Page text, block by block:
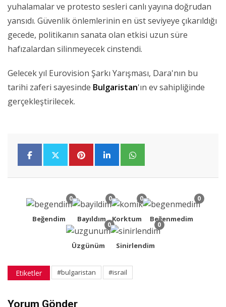
yuhalamalar ve protesto sesleri canlı yayına doğrudan
yansıdı. Güvenlik önlemlerinin en üst seviyeye çıkarıldığı
gecede, politikanın sanata olan etkisi uzun süre
hafızalardan silinmeyecek cinstendi.
Gelecek yıl Eurovision Şarkı Yarışması, Dara'nın bu
tarihi zaferi sayesinde Bulgaristan'ın ev sahipliğinde
gerçekleştirilecek.
0
Beğendim
0
Bayıldım
0
Korktum
0
Beğenmedim
0
Üzgünüm
0
Sinirlendim
Etiketler #bulgaristan #israil
Yorum Gönder